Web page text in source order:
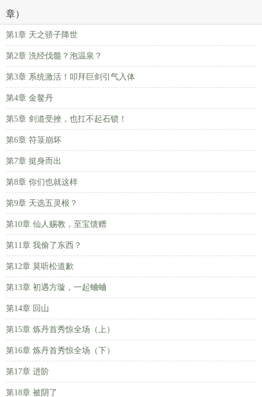
章）
第1章 天之骄子降世
第2章 洗经伐髓？泡温泉？
第3章 系统激活！叩拜巨剑引气入体
第4章 金鳌丹
第5章 剑道受挫，也扛不起石锁！
第6章 符箓崩坏
第7章 挺身而出
第8章 你们也就这样
第9章 天选五灵根？
第10章 仙人赐教，至宝馈赠
第11章 我偷了东西？
第12章 莫听松道歉
第13章 初遇方璇，一起蛐蛐
第14章 回山
第15章 炼丹首秀惊全场（上）
第16章 炼丹首秀惊全场（下）
第17章 进阶
第18章 被阴了